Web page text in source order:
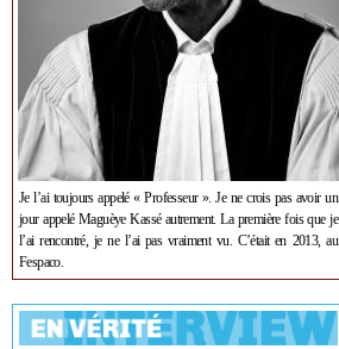
Je l’ai toujours appelé « Professeur ». Je ne crois pas avoir un
jour appelé Maguèye Kassé autrement. La première fois que je
l’ai rencontré, je ne l’ai pas vraiment vu. C’était en 2013, au
Fespaco.